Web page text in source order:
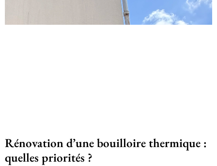
Rénovation d’une bouilloire thermique :
quelles priorités ?